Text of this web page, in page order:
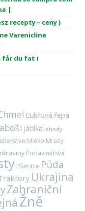
|
recepty – ceny )
Varenicline
får du fat i
Cukrová řepa
Jablka Jahody
Mléko Mrazy
Potravinářství
Pšenice Půda
Ukrajina
Zahraniční
Žně